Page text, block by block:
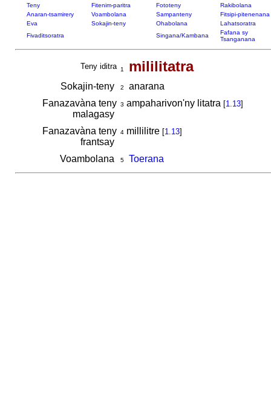
Teny Fitenim-paritra Fototeny
Rakibolana
Anaran-tsamirery
Voambolana Sampanteny
Fitsipi-pitenenana
Eva
Sokajin-teny Ohabolana
Lahatsoratra
Fivaditsoratra
Singana/Kambana
Fafana sy
Tsanganana
Teny iditra 1 mililitatra
Sokajin-teny 2
anarana
Fanazavàna teny
malagasy
3 ampaharivon'ny litatra [1.13]
Fanazavàna teny
frantsay
4millilitre [1.13]
Voambolana 5 Toerana